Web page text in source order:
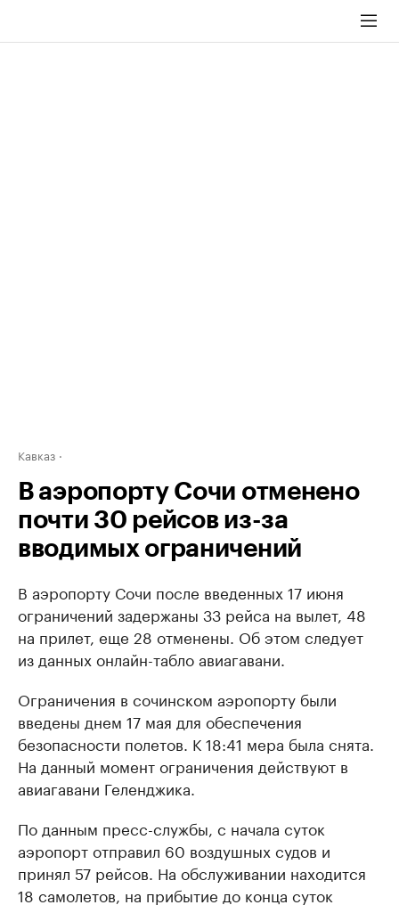
Кавказ
В аэропорту Сочи отменено
почти 30 рейсов из-за
вводимых ограничений
В аэропорту Сочи после введенных 17 июня
ограничений задержаны 33 рейса на вылет, 48
на прилет, еще 28 отменены. Об этом следует
из данных онлайн-табло авиагавани.
Ограничения в сочинском аэропорту были
введены днем 17 мая для обеспечения
безопасности полетов. К 18:41 мера была снята.
На данный момент ограничения действуют в
авиагавани Геленджика.
По данным пресс-службы, с начала суток
аэропорт отправил 60 воздушных судов и
принял 57 рейсов. На обслуживании находится
18 самолетов, на прибытие до конца суток